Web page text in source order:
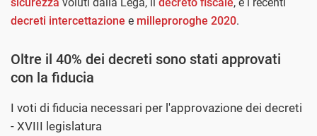
decreti intercettazione e milleproroghe 2020.
Oltre il 40% dei decreti sono stati approvati
con la fiducia
I voti di fiducia necessari per l'approvazione dei decreti
- XVIII legislatura